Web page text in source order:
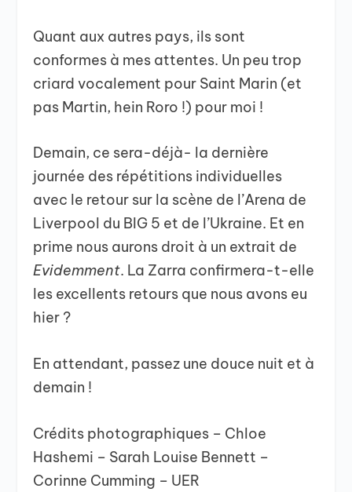
Quant aux autres pays, ils sont
conformes à mes attentes. Un peu trop
criard vocalement pour Saint Marin (et
pas Martin, hein Roro !) pour moi !
Demain, ce sera-déjà- la dernière
journée des répétitions individuelles
avec le retour sur la scène de l’Arena de
Liverpool du BIG 5 et de l’Ukraine. Et en
prime nous aurons droit à un extrait de
Evidemment. La Zarra confirmera-t-elle
les excellents retours que nous avons eu
hier ?
En attendant, passez une douce nuit et à
demain !
Crédits photographiques – Chloe
Hashemi – Sarah Louise Bennett –
Corinne Cumming – UER